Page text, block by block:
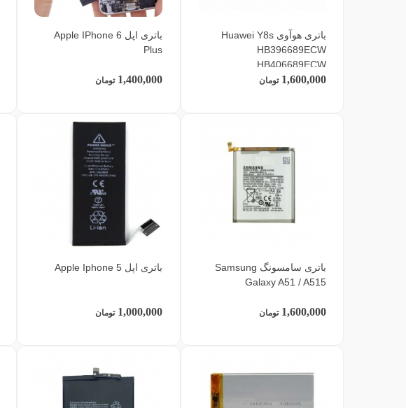
باتری هوآوی Huawei Y8s
HB396689ECW
HB406689ECW
1,600,000 تومان
باتری اپل Apple IPhone 6
Plus
1,400,000 تومان
باتری سامسونگ Samsung
Galaxy A51 / A515
1,600,000 تومان
باتری اپل Apple Iphone 5
1,000,000 تومان